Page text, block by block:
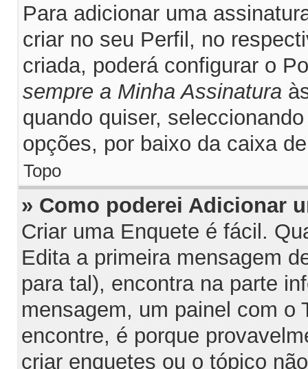
Para adicionar uma
criar no seu Perfil, no
criada, poderá configurar o
sempre a Minha Assinatura
quando quiser, seleccionando
opções, por baixo da caixa
Topo
» Como poderei Adicionar
Criar uma Enquete é fácil.
Edita a primeira mensagem
para tal), encontra na parte
mensagem, um painel com o
encontre, é porque
criar enquetes ou o tópico